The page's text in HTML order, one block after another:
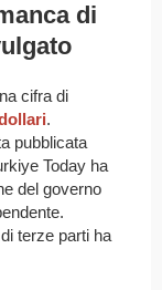
di
cifra di
.
pubblicata
Today ha
del governo
terze parti ha